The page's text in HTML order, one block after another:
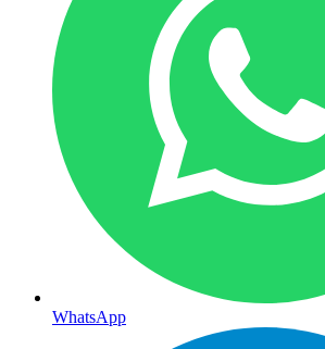
WhatsApp